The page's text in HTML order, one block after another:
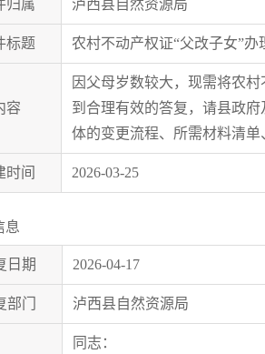
归属 泸西县自然资源局
标题 农村不动产权证“父改子女”办
容
因父母岁数较大，现需将农
到合理有效的答复，请县政
体的变更流程、所需材料清单
时间 2026-03-25
息
日期 2026-04-17
部门 泸西县自然资源局
同志：